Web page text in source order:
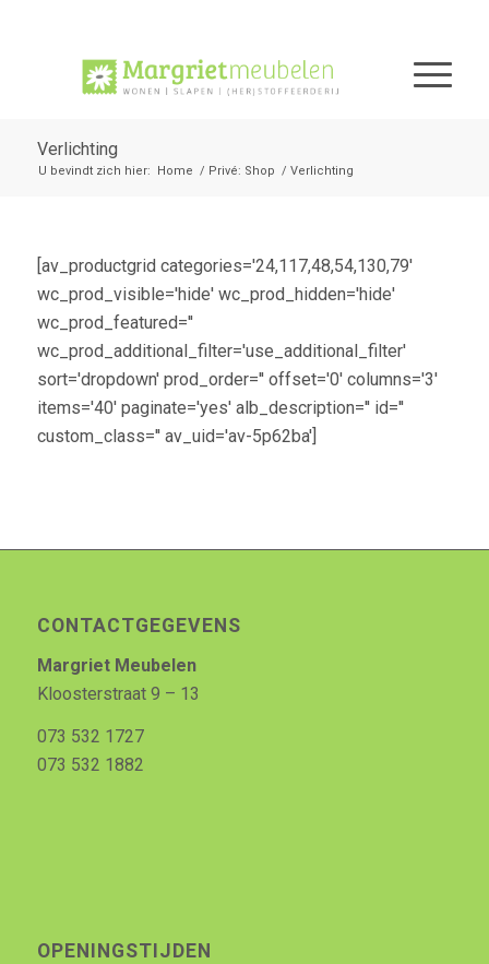
Verlichting
U bevindt zich hier: Home / Privé: Shop / Verlichting
[av_productgrid categories='24,117,48,54,130,79'
wc_prod_visible='hide' wc_prod_hidden='hide'
wc_prod_featured=''
wc_prod_additional_filter='use_additional_filter'
sort='dropdown' prod_order='' offset='0' columns='3'
items='40' paginate='yes' alb_description='' id=''
custom_class='' av_uid='av-5p62ba']
CONTACTGEGEVENS
Margriet Meubelen
Kloosterstraat 9 – 13
073 532 1727
073 532 1882
OPENINGSTIJDEN